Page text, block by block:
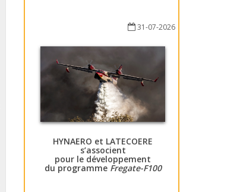
31-07-2026
HYNAERO et LATECOERE
s’associent
pour le développement
du programme Fregate-F100